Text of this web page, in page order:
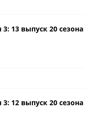
13 выпуск 20 сезона
12 выпуск 20 сезона